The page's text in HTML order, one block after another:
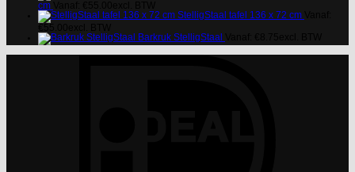
cm
StelligStaal tafel 136 x 72 cm
Barkruk StelligStaal